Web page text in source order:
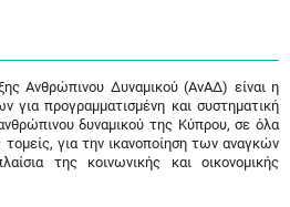
Ανθρώπινου Δυναμικού (ΑνΑΔ) είναι η
για προγραμματισμένη και συστηματική
δυναμικού της Κύπρου, σε όλα
για την ικανοποίηση των αναγκών
της κοινωνικής και οικονομικής